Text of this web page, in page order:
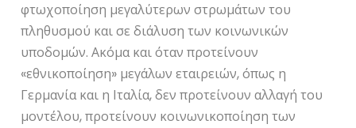
φτωχοποίηση μεγαλύτερων στρωμάτων του
πληθυσμού και σε διάλυση των κοινωνικών
υποδομών. Ακόμα και όταν προτείνουν
«εθνικοποίηση» μεγάλων εταιρειών, όπως η
Γερμανία και η Ιταλία, δεν προτείνουν αλλαγή του
μοντέλου, προτείνουν κοινωνικοποίηση των